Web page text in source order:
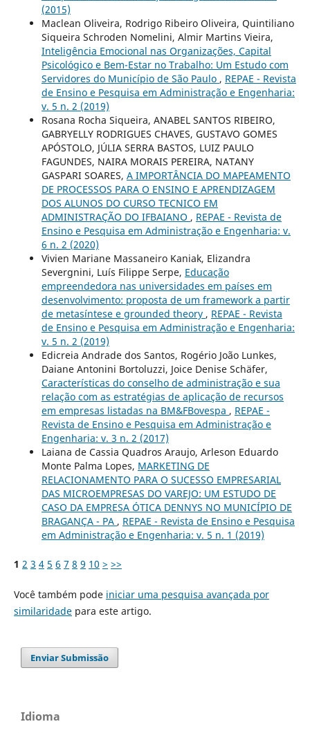
(2015)
Maclean Oliveira, Rodrigo Ribeiro Oliveira, Quintiliano
Siqueira Schroden Nomelini, Almir Martins Vieira,
Inteligência Emocional nas Organizações, Capital
Psicológico e Bem-Estar no Trabalho: Um Estudo com
Servidores do Município de São Paulo , REPAE - Revista
de Ensino e Pesquisa em Administração e Engenharia:
v. 5 n. 2 (2019)
Rosana Rocha Siqueira, ANABEL SANTOS RIBEIRO,
GABRYELLY RODRIGUES CHAVES, GUSTAVO GOMES
APÓSTOLO, JÚLIA SERRA BASTOS, LUIZ PAULO
FAGUNDES, NAIRA MORAIS PEREIRA, NATANY
GASPARI SOARES, A IMPORTÂNCIA DO MAPEAMENTO
DE PROCESSOS PARA O ENSINO E APRENDIZAGEM
DOS ALUNOS DO CURSO TECNICO EM
ADMINISTRAÇÃO DO IFBAIANO , REPAE - Revista de
Ensino e Pesquisa em Administração e Engenharia: v.
6 n. 2 (2020)
Vivien Mariane Massaneiro Kaniak, Elizandra
Severgnini, Luís Filippe Serpe, Educação
empreendedora nas universidades em países em
desenvolvimento: proposta de um framework a partir
de metasíntese e grounded theory , REPAE - Revista
de Ensino e Pesquisa em Administração e Engenharia:
v. 5 n. 2 (2019)
Edicreia Andrade dos Santos, Rogério João Lunkes,
Daiane Antonini Bortoluzzi, Joice Denise Schäfer,
Características do conselho de administração e sua
relação com as estratégias de aplicação de recursos
em empresas listadas na BM&FBovespa , REPAE -
Revista de Ensino e Pesquisa em Administração e
Engenharia: v. 3 n. 2 (2017)
Laiana de Cassia Quadros Araujo, Arleson Eduardo
Monte Palma Lopes, MARKETING DE
RELACIONAMENTO PARA O SUCESSO EMPRESARIAL
DAS MICROEMPRESAS DO VAREJO: UM ESTUDO DE
CASO DA EMPRESA ÓTICA DENNYS NO MUNICÍPIO DE
BRAGANÇA - PA , REPAE - Revista de Ensino e Pesquisa
em Administração e Engenharia: v. 5 n. 1 (2019)
1 2 3 4 5 6 7 8 9 10 > >>
Você também pode iniciar uma pesquisa avançada por
similaridadepara este artigo.
Enviar Submissão
Idioma